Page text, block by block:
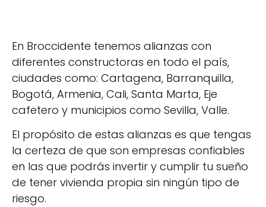
En Broccidente tenemos alianzas con
diferentes constructoras en todo el país,
ciudades como: Cartagena, Barranquilla,
Bogotá, Armenia, Cali, Santa Marta, Eje
cafetero y municipios como Sevilla, Valle.
El propósito de estas alianzas es que tengas
la certeza de que son empresas confiables
en las que podrás invertir y cumplir tu sueño
de tener vivienda propia sin ningún tipo de
riesgo.